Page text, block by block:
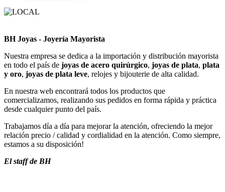
BH Joyas - Joyería Mayorista
Nuestra empresa se dedica a la importación y distribución mayorista
en todo el país de joyas de acero quirúrgico, joyas de plata, plata
y oro, joyas de plata leve, relojes y bijouterie de alta calidad.
En nuestra web encontrará todos los productos que
comercializamos, realizando sus pedidos en forma rápida y práctica
desde cualquier punto del país.
Trabajamos día a día para mejorar la atención, ofreciendo la mejor
relación precio / calidad y cordialidad en la atención. Como siempre,
estamos a su disposición!
El staff de BH